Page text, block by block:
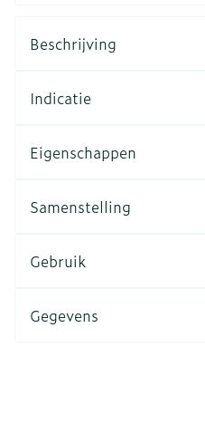
Beschrijving
Indicatie
Eigenschappen
Samenstelling
Gebruik
Gegevens